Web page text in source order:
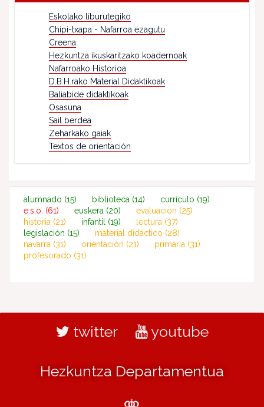
Eskolako liburutegiko
Chipi-txapa - Nafarroa ezagutu
Creena
Hezkuntza ikuskaritzako koadernoak
Nafarroako Historioa
D.B.H.rako Material Didaktikoak
Baliabide didaktikoak
Osasuna
Sail berdea
Zeharkako gaiak
Textos de orientación
alumnado (15) biblioteca (14) currículo (19)
e.s.o. (61) euskera (20) evaluación (25)
historia (21) infantil (19) lectura (37)
legislación (15) material didáctico (28)
navarra (31) orientación (21) primaria (31)
profesorado (31)
twitter youtube
Hezkuntza Departamentua